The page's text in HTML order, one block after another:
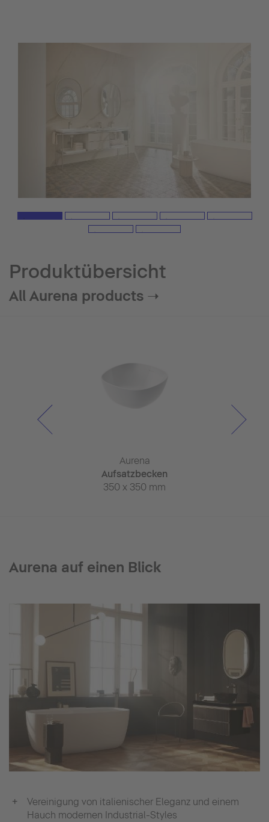
Produktübersicht
All Aurena products ➝
Aurena
Aufsatzbecken
350 x 350 mm
Aurena auf einen Blick
Vereinigung von italienischer Eleganz und einem
Hauch modernen Industrial-Styles